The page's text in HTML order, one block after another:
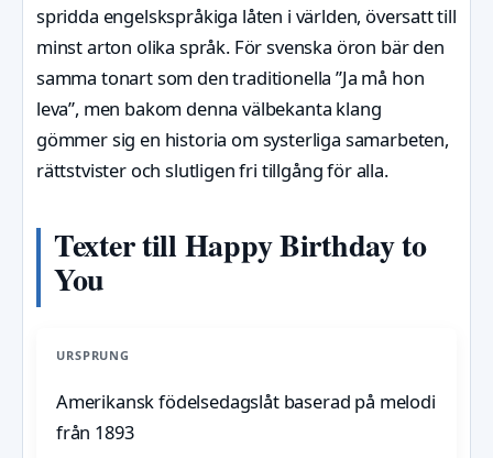
spridda engelskspråkiga låten i världen, översatt till
minst arton olika språk. För svenska öron bär den
samma tonart som den traditionella ”Ja må hon
leva”, men bakom denna välbekanta klang
gömmer sig en historia om systerliga samarbeten,
rättstvister och slutligen fri tillgång för alla.
Texter till Happy Birthday to
You
URSPRUNG
Amerikansk födelsedagslåt baserad på melodi
från 1893